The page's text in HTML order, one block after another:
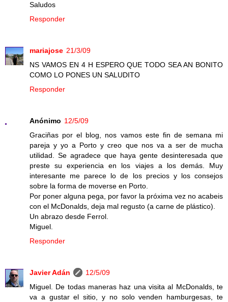
Saludos
Responder
mariajose 21/3/09
NS VAMOS EN 4 H ESPERO QUE TODO SEA AN BONITO
COMO LO PONES UN SALUDITO
Responder
Anónimo 12/5/09
Graciñas por el blog, nos vamos este fin de semana mi
pareja y yo a Porto y creo que nos va a ser de mucha
utilidad. Se agradece que haya gente desinteresada que
preste su experiencia en los viajes a los demás. Muy
interesante me parece lo de los precios y los consejos
sobre la forma de moverse en Porto.
Por poner alguna pega, por favor la próxima vez no acabeis
con el McDonalds, deja mal regusto (a carne de plástico).
Un abrazo desde Ferrol.
Miguel.
Responder
Javier Adán
12/5/09
Miguel. De todas maneras haz una visita al McDonalds, te
va a gustar el sitio, y no solo venden hamburgesas, te